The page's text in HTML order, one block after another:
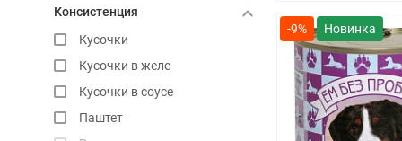
Консистенция
Кусочки
Кусочки в желе
Кусочки в соусе
Паштет
-9%